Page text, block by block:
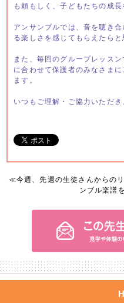
も頼もしく、子どもたちの成
アンサンブルでは、音を聴き
る楽しさを感じてもらえたらと
また、毎回のグループレッス
に合わせて保護者のみなさま
ます。
いつもご理解・ご協力いただ
≪今週、先週の生徒さんからの
ンブル楽譜